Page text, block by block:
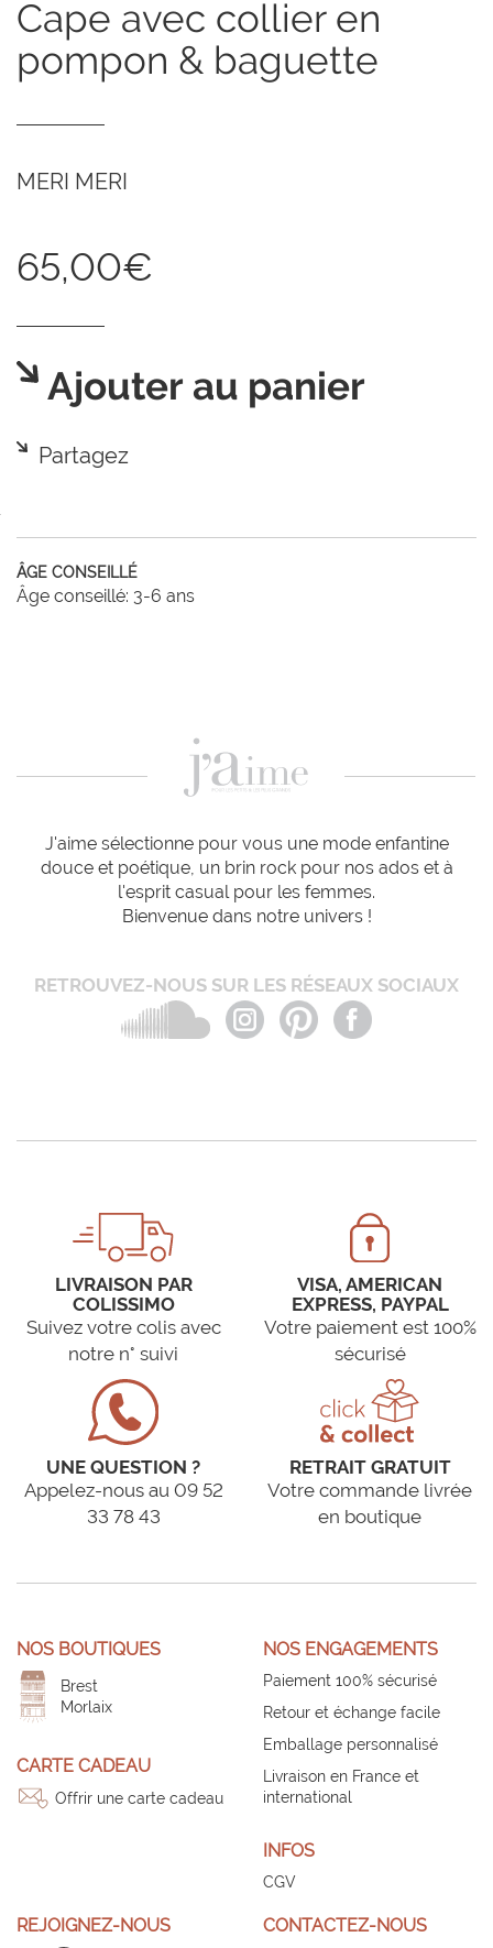
cape avec collier en
pompon & baguette
MERI MERI
65,00€
Ajouter au panier
Partagez
ÂGE CONSEILLÉ
Âge conseillé: 3-6 ans
J'aime sélectionne pour vous une mode enfantine
douce et poétique, un brin rock pour nos ados et à
l'esprit casual pour les femmes.
Bienvenue dans notre univers !
RETROUVEZ-NOUS SUR LES RÉSEAUX SOCIAUX
LIVRAISON PAR
COLISSIMO
Suivez votre colis avec
notre n° suivi
VISA, AMERICAN
EXPRESS, PAYPAL
Votre paiement est 100%
sécurisé
UNE QUESTION ?
Appelez-nous au 09 52
33 78 43
RETRAIT GRATUIT
Votre commande livrée
en boutique
NOS BOUTIQUES
Brest
Morlaix
CARTE CADEAU
Offrir une carte cadeau
NOS ENGAGEMENTS
Paiement 100% sécurisé
Retour et échange facile
Emballage personnalisé
Livraison en France et
international
INFOS
CGV
REJOIGNEZ-NOUS CONTACTEZ-NOUS